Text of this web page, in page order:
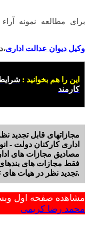
برای مطالعه نمونه
وکیل دیوان عدالت اداری
این را هم بخوانید :
کارمند
مجازاتهای قابل تجدید
اداری کارکنان دولت -
تجدید نظر در هیات های تجدید نظر هستند.
مشاهده صفحه اول
محمد رضا کریمی